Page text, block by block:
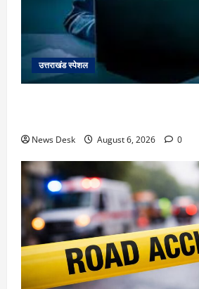
उत्तराखंड स्पेशल
News Desk August 6, 2026 0